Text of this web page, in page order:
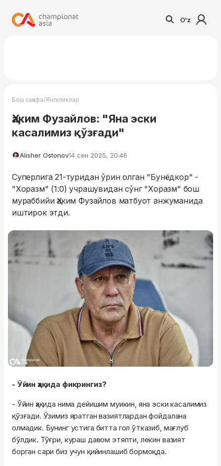
O'z
Бош саҳифа/Янгиликлар
Ҳаким Фузайлов: "Яна эски
касалимиз қўзғади"
Alisher Ostonov14 сен 2025, 20:46
Суперлига 21-туридан ўрин олган "Бунёдкор" -
"Хоразм" (1:0) учрашувидан сўнг "Хоразм" бош
мураббийи Ҳаким Фузайлов матбуот анжуманида
иштирок этди.
- Ўйин ҳақида фикрингиз?
- Ўйин ҳақида нима дейишим муикин, яна эски касалимиз
қўзғади. Ўзимиз яратган вазиятлардан фойдалана
олмадик. Бунинг устига битта гол ўтказиб, мағлуб
бўлдик. Тўғри, кураш давом этяпти, лекин вазият
борган сари биз учун қийинлашиб бормоқда.